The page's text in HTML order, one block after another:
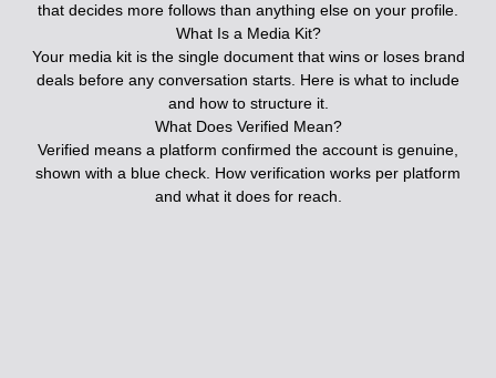
that decides more follows than anything else on your profile.
What Is a Media Kit?
Your media kit is the single document that wins or loses brand
deals before any conversation starts. Here is what to include
and how to structure it.
What Does Verified Mean?
Verified means a platform confirmed the account is genuine,
shown with a blue check. How verification works per platform
and what it does for reach.